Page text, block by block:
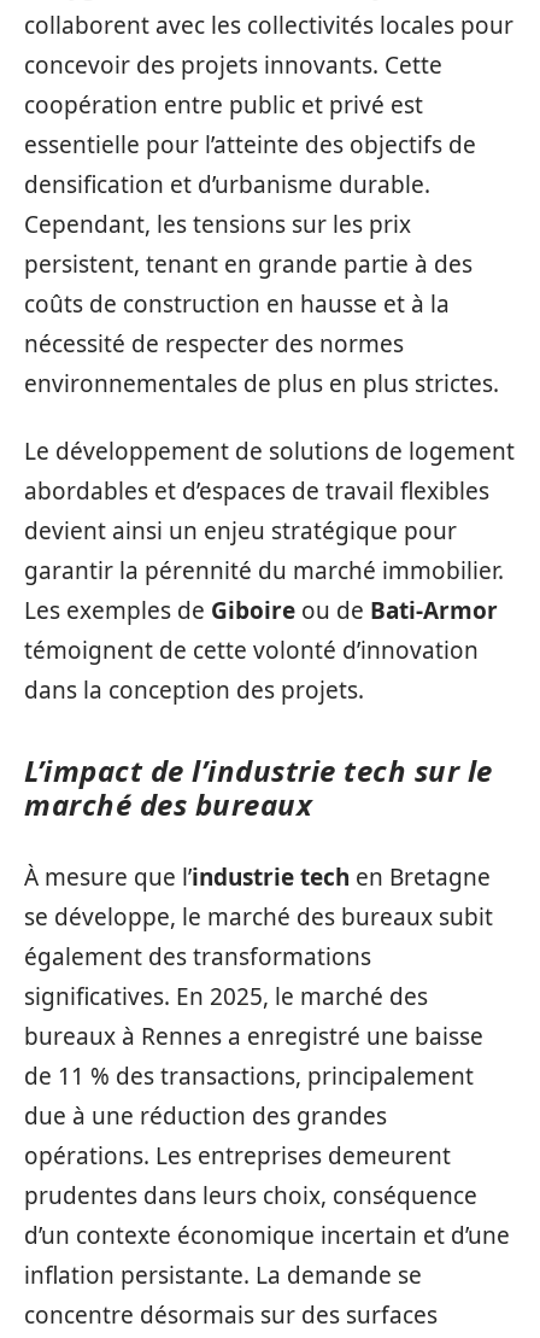
collaborent avec les collectivités locales pour
concevoir des projets innovants. Cette
coopération entre public et privé est
essentielle pour l’atteinte des objectifs de
densification et d’urbanisme durable.
Cependant, les tensions sur les prix
persistent, tenant en grande partie à des
coûts de construction en hausse et à la
nécessité de respecter des normes
environnementales de plus en plus strictes.
Le développement de solutions de logement
abordables et d’espaces de travail flexibles
devient ainsi un enjeu stratégique pour
garantir la pérennité du marché immobilier.
Les exemples de Giboire ou de Bati-Armor
témoignent de cette volonté d’innovation
dans la conception des projets.
L’impact de l’industrie tech sur le
marché des bureaux
À mesure que l’industrie tech en Bretagne
se développe, le marché des bureaux subit
également des transformations
significatives. En 2025, le marché des
bureaux à Rennes a enregistré une baisse
de 11 % des transactions, principalement
due à une réduction des grandes
opérations. Les entreprises demeurent
prudentes dans leurs choix, conséquence
d’un contexte économique incertain et d’une
inflation persistante. La demande se
concentre désormais sur des surfaces